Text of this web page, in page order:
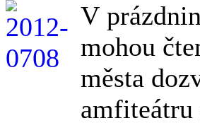
V
mohou
města